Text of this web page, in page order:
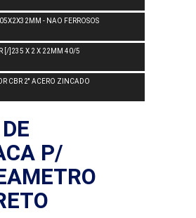
- NAO FERROSOS
[/]235 X 2 X 22MM 40/5
CBR 2'' ACERO ZINCADO
P/